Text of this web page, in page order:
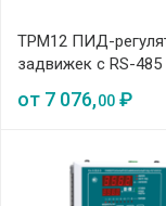
ТРМ12 ПИД-
задвижек с RS-485
от 7 076,00 ₽